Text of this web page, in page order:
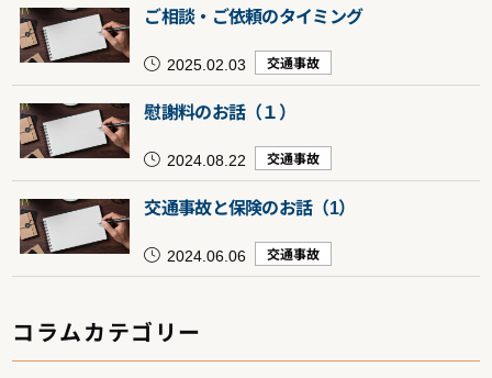
ご相談・ご依頼のタイミング
2025.02.03 交通事故
慰謝料のお話（１）
2024.08.22 交通事故
交通事故と保険のお話（1）
2024.06.06 交通事故
コラムカテゴリー